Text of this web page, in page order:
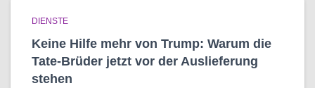
DIENSTE
Keine Hilfe mehr von Trump: Warum die
Tate-Brüder jetzt vor der Auslieferung
stehen